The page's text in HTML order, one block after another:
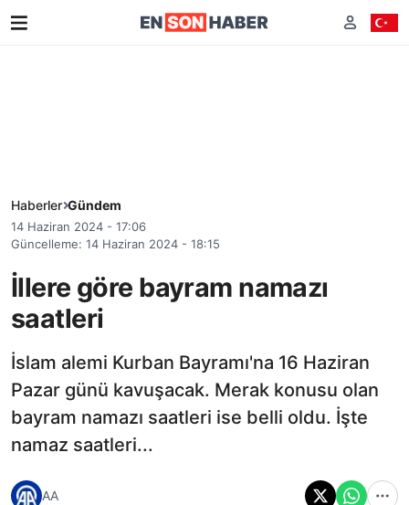
Haberler Gündem
14 Haziran 2024 - 17:06
Güncelleme: 14 Haziran 2024 - 18:15
İllere göre bayram namazı
saatleri
İslam alemi Kurban Bayramı'na 16 Haziran
Pazar günü kavuşacak. Merak konusu olan
bayram namazı saatleri ise belli oldu. İşte
namaz saatleri...
AA